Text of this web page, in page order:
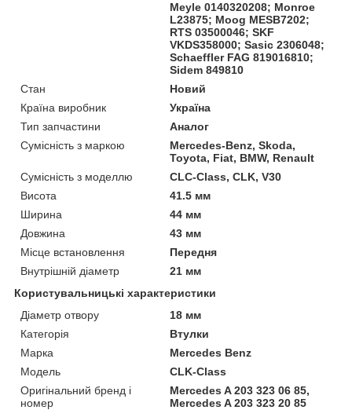
Meyle 0140320208; Monroe
L23875; Moog MESB7202;
RTS 03500046; SKF
VKDS358000; Sasic 2306048;
Schaeffler FAG 819016810;
Sidem 849810
Стан
Новий
Країна виробник
Україна
Тип запчастини
Аналог
Сумісність з маркою
Mercedes-Benz, Skoda,
Toyota, Fiat, BMW, Renault
Сумісність з моделлю
CLC-Class, CLK, V30
Висота
41.5 мм
Ширина
44 мм
Довжина
43 мм
Місце встановлення
Передня
Внутрішній діаметр
21 мм
Користувальницькі характеристики
Діаметр отвору
18 мм
Категорія
Втулки
Марка
Mercedes Benz
Мoдель
CLK-Class
Оригінальний бренд і
номер
Mercedes A 203 323 06 85,
Mercedes A 203 323 20 85